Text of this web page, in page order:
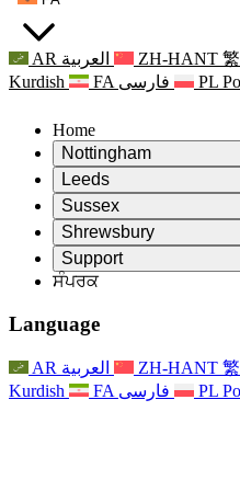
AR العربية ZH-HANT
Kurdish
FA فارسی PL
Home
Nottingham
Review
ਸਮੀਖਿਆ ਦੇ ਚੇਅਰਮੈਨ
ਸੁਤੰਤਰ ਸਮੀਖਿਆ ਟੀਮ
ਸੰਦਰਭ ਦੀਆਂ ਸ਼ਰਤਾਂ
ਸੁਤੰਤਰ ਸਮੀਖਿਆ ਦੀ ਅੰਤਿਮ
ਅਕਸਰ ਪੁੱਛੇ ਜਾਣ ਵਾਲੇ ਸਵਾਲ
ਪਰਿਵਾਰਕ ਫੀਡਬੈਕ
ਨਿਊਜ਼ਲੈਟਰ
ਬਾਹਰ ਕੱਡਣਾ
Leeds
Review
ਸਮੀਖਿਆ ਦੇ ਚੇਅਰਮੈਨ
ਸੁਤੰਤਰ ਸਮੀਖਿਆ ਟੀਮ
ਹਵਾਲੇ ਦੀਆਂ ਸ਼ਰਤਾਂ
ਸੰਪਰਕ
ਪਰਿਵਾਰਾਂ ਲਈ
ਪਰਿਵਾਰਾਂ ਲਈ ਅੱਪਡੇਟ
ਘਟਨਾਵਾਂ
For Staff
ਸਟਾਫ ਲਈ ਸਹਾਇਤਾ
Sussex
Review
ਸਮੀਖਿਆ ਦੇ ਚੇਅਰਮੈਨ
ਸੁਤੰਤਰ ਸਮੀਖਿਆ ਟੀਮ
ਸੰਦਰਭ ਦੀਆਂ ਸ਼ਰਤਾਂ
For Families
ਪਰਿਵਾਰਾਂ ਲਈ ਅੱਪਡੇਟ
ਘਟਨਾਵਾਂ
Shrewsbury
Review
ਜਣੇਪਾ ਸਮੀਖਿਆ ਵਾਸਤੇ
ਸੁਤੰਤਰ ਸਮੀਖਿਆ ਦੀ ਅੰਤਿਮ
ਸੁਤੰਤਰ ਸਮੀਖਿਆ ਦੀ ਪਹਿਲੀ
For Families
ਅੱਪਡੇਟ
Support
Leeds
Nottingham
ਪਰਿਵਾਰਕ ਮਨੋਵਿਗਿਆਨਕ
ਮਾਨਸਿਕ ਸਿਹਤ ਸੰਕਟ
ਖੇਤਰੀ ਸੇਵਾਵਾਂ ਨੌਟਿੰਘਮ
National
ਸੰਪਰਕ
Language
AR العربية ZH-HANT
Kurdish
FA فارسی PL